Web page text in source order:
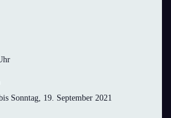
Sonntag, 19. September 2021